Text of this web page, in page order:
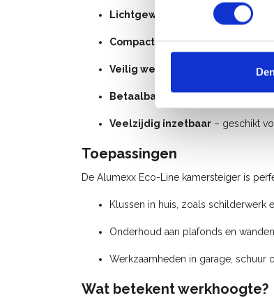
Lichtgewicht aluminium –
Compact formaat– past door
Veilig werken op hoogte –
Betaalbare kwaliteit– de
Veelzijdig inzetbaar – geschikt
Toepassingen
De Alumexx Eco-Line kamersteiger is
Klussen in huis, zoals schilderwerk
Onderhoud aan plafonds en wanden
Werkzaamheden in garage, schuur
Wat betekent werkhoogte?